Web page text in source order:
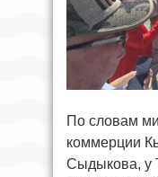
По словам
коммерции
Сыдыкова, у